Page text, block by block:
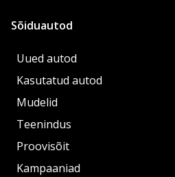
Sõiduautod
Uued autod
Kasutatud autod
Mudelid
Teenindus
Proovisõit
Kampaaniad